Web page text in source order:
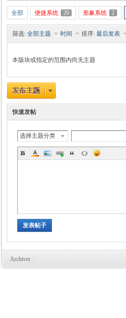
时
全部 便捷系统 20 形象系统 2
筛选: 全部主题 时间 排序: 最后发表
本版块或指定的范围内尚无主题
快速发帖
选择主题分类
发表帖子
Archiver